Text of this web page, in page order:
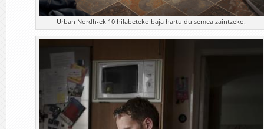
Urban Nordh-ek 10 hilabeteko baja hartu du semea zaintzeko.